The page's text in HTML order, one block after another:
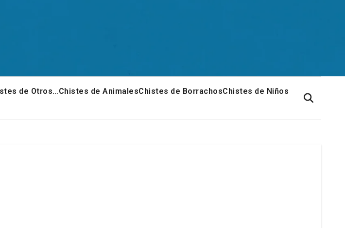
de Otros…Chistes de AnimalesChistes de BorrachosChistes de Niños